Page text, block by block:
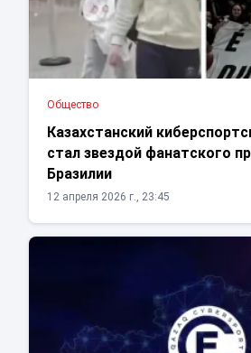
Общество
Казахстанский
стал звездой фанатского
Бразилии
12 апреля 2026 г., 23:45